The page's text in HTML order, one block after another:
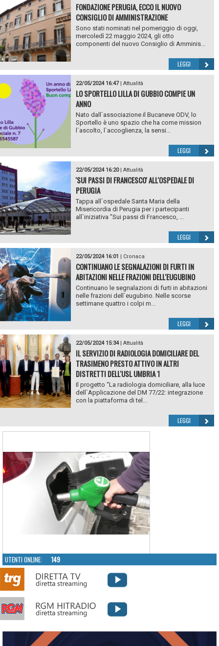
FONDAZIONE PERUGIA, ECCO IL NUOVO
CONSIGLIO DI AMMINISTRAZIONE
Sono stati nominati nel pomeriggio di oggi,
mercoledì 22 maggio 2024, gli otto
componenti del nuovo Consiglio di Amminis...
LEGGI
22/05/2024 16:47| Attualità
LO SPORTELLO LILLA DI GUBBIO COMPIE UN
ANNO
Nato dall`associazione il Bucaneve ODV, lo
Sportello è uno spazio che ha come mission
l`ascolto, l`accoglienza, la sensi...
LEGGI
22/05/2024 16:20| Attualità
'SUI PASSI DI FRANCESCO' ALL'OSPEDALE DI
PERUGIA
Tappa all`ospedale Santa Maria della
Misericordia di Perugia per i partecipanti
all`iniziativa "Sui passi di Francesco, ...
LEGGI
22/05/2024 16:01 Cronaca
CONTINUANO LE SEGNALAZIONI DI FURTI IN
ABITAZIONI NELLE FRAZIONI DELL'EUGUBINO
Continuano le segnalazioni di furti in abitazioni
nelle frazioni dell`eugubino. Nelle scorse
settimane quattro i colpi m...
LEGGI
22/05/2024 15:34| Attualità
IL SERVIZIO DI RADIOLOGIA DOMICILIARE DEL
TRASIMENO PRESTO ATTIVO IN ALTRI
DISTRETTI DELL'USL UMBRIA 1
Il progetto “La radiologia domiciliare, alla luce
dell`Applicazione del DM 77/22: integrazione
con la piattaforma di tel...
LEGGI
UTENTI ONLINE: 149